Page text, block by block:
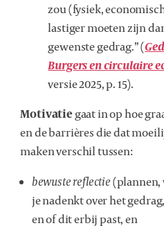
zou (fysiek,
lastiger moeten zijn
gewenste gedrag.” (
Burgers en circulaire
versie 2025, p. 15).
Motivatiegaat in op hoe
en de barrières die dat
maken verschil tussen:
bewuste reflectie(plannen,
je nadenkt over het
en of dit erbij past, en